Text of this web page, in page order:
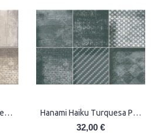
Hanami Haiku Nuez Plytelės Hanami Haiku Turquesa Plytelės
32,00 €